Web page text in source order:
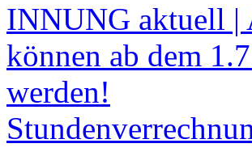
INNUNG aktuell |
können ab dem
werden!